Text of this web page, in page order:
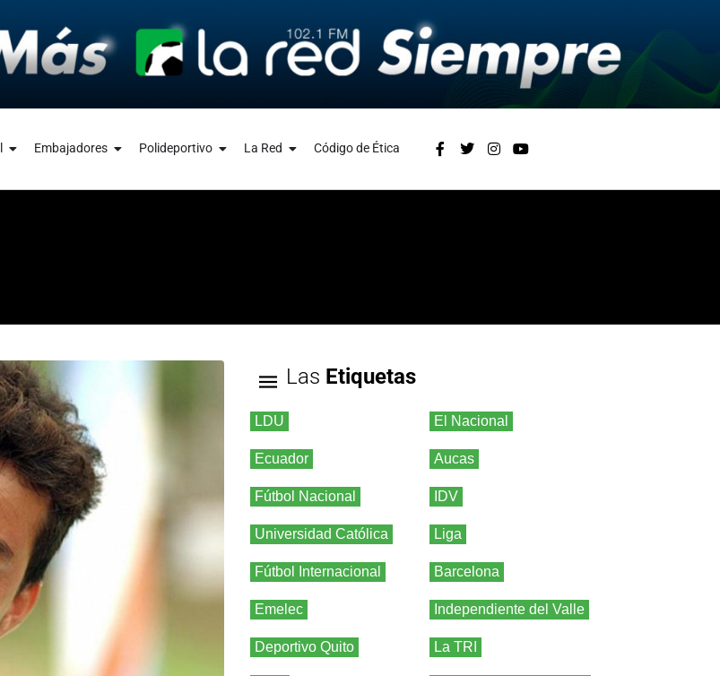
Embajadores Polideportivo La Red Código de Ética
Las Etiquetas
LDU El Nacional
Ecuador Aucas
Fútbol Nacional IDV
Universidad Católica Liga
Fútbol Internacional Barcelona
Emelec Independiente del Valle
Deportivo Quito La TRI